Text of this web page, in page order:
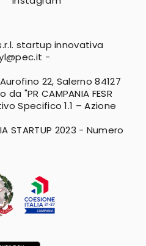
startup innovativa
-
22, Salerno 84127
"PR CAMPANIA FESR
Specifico 1.1 – Azione
STARTUP 2023 - Numero